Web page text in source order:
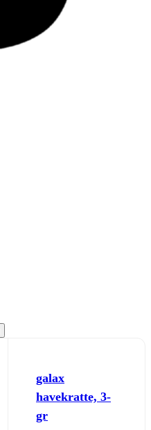
galax
havekratte, 3-
gr